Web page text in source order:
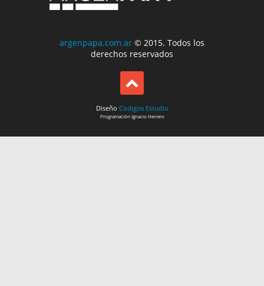
argenpapa.com.ar © 2015. Todos los
derechos reservados
Diseño Codigos Estudio
ProgramaciónIgnacio Herrero